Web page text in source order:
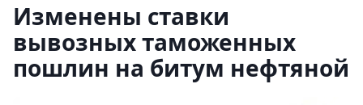
Изменены ставки
вывозных таможенных
пошлин на битум нефтяной